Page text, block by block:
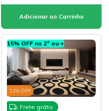
15% OFF no 2º ou +
11% OFF
Frete grátis